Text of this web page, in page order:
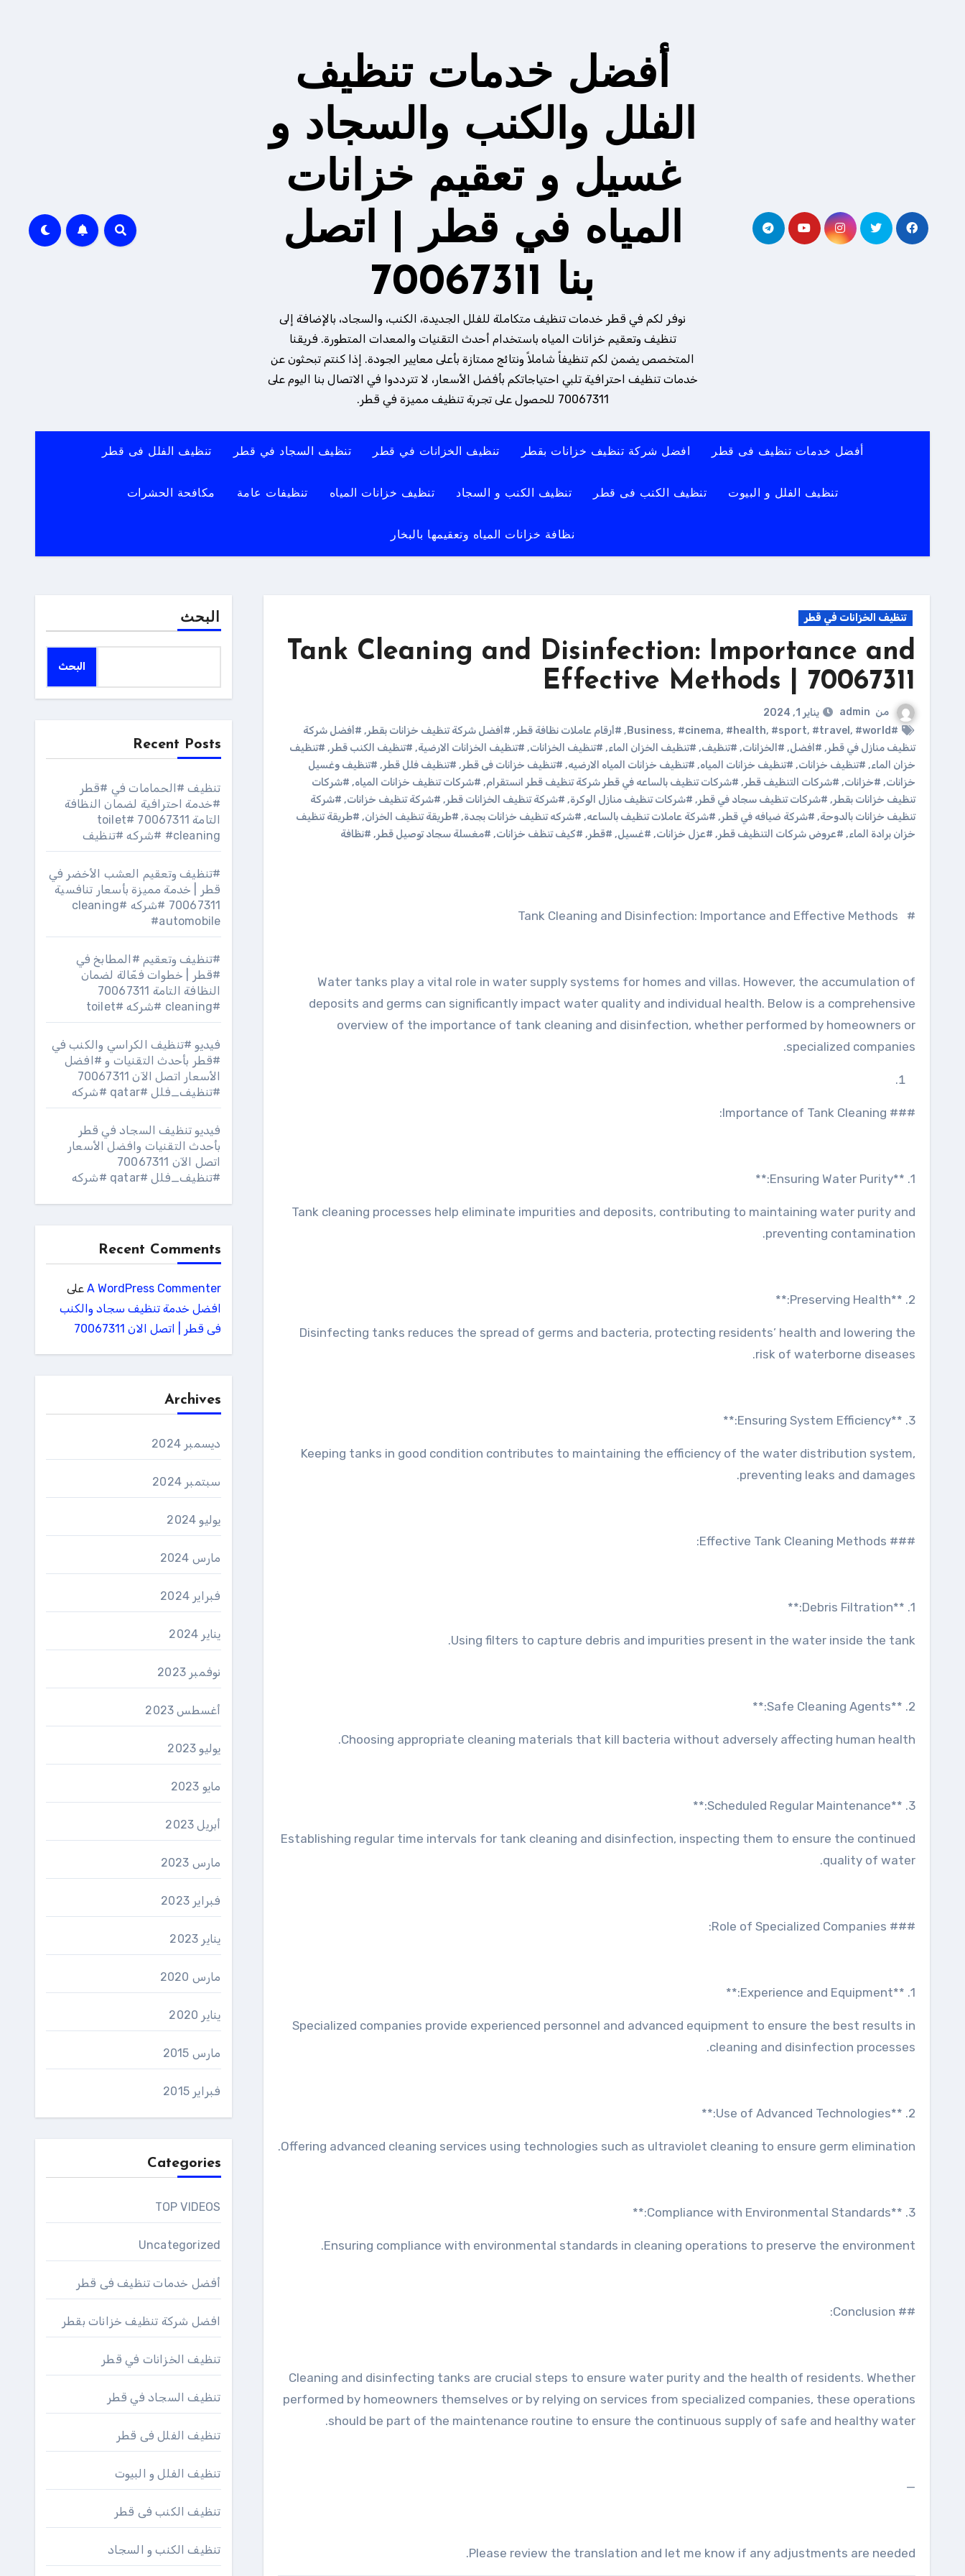
أفضل خدمات تنظيف
الفلل والكنب والسجاد و
غسيل و تعقيم خزانات
المياه في قطر | اتصل
بنا 70067311
نوفر لكم في قطر خدمات تنظيف متكاملة للفلل الجديدة، الكنب، والسجاد، بالإضافة إلى
تنظيف وتعقيم خزانات المياه باستخدام أحدث التقنيات والمعدات المتطورة. فريقنا
المتخصص يضمن لكم تنظيفاً شاملاً ونتائج ممتازة بأعلى معايير الجودة. إذا كنتم تبحثون عن
خدمات تنظيف احترافية تلبي احتياجاتكم بأفضل الأسعار، لا تترددوا في الاتصال بنا اليوم على
70067311 للحصول على تجربة تنظيف مميزة في قطر.
أفضل خدمات تنظيف فى قطر افضل شركة تنظيف خزانات بقطر تنظيف الخزانات في قطر تنظيف السجاد في قطر تنظيف الفلل فى قطر
تنظيف الفلل و البيوت تنظيف الكنب فى قطر تنظيف الكنب و السجاد تنظيف خزانات المياه تنظيفات عامة مكافحة الحشرات
نظافة خزانات المياه وتعقيمها بالبخار
تنظيف الخزانات في قطر
Tank Cleaning and Disinfection: Importance and
Effective Methods | 70067311
من admin
يناير 1, 2024
#Business
, #cinema, #health, #sport, #travel , #world
, #أرقام عاملات نظافة قطر, #أفضل شركة تنظيف خزانات بقطر, #أفضل شركة
تنظيف منازل في قطر, #افضل, #الخزانات, #تنظيف, #تنظيف الخزان الماء, #تنظيف الخزانات, #تنظيف الخزانات الارضية, #تنظيف الكنب قطر, #تنظيف
خزان الماء, #تنظيف خزانات, #تنظيف خزانات المياه, #تنظيف خزانات المياه الارضيه, #تنظيف خزانات فى قطر, #تنظيف فلل قطر, #تنظيف وغسيل
خزانات, #خزانات, #شركات التنظيف قطر, #شركات تنظيف بالساعه في قطر شركة تنظيف قطر انستقرام, #شركات تنظيف خزانات المياه, #شركات
تنظيف خزانات بقطر, #شركات تنظيف سجاد في قطر, #شركات تنظيف منازل الوكرة, #شركة تنظيف الخزانات قطر, #شركة تنظيف خزانات, #شركة
تنظيف خزانات بالدوحة, #شركة ضيافه في قطر, #شركة عاملات تنظيف بالساعه, #شركه تنظيف خزانات بجدة, #طريقة تنظيف الخزان, #طريقة تنظيف
خزان برادة الماء, #عروض شركات التنظيف قطر, #عزل خزانات, #غسيل, #قطر, #كيف تنظف خزانات, #مغسلة سجاد توصيل قطر, #نظافة
# Tank Cleaning and Disinfection: Importance and Effective Methods
Water tanks play a vital role in water supply systems for homes and villas. However, the accumulation of
deposits and germs can significantly impact water quality and individual health. Below is a comprehensive
overview of the importance of tank cleaning and disinfection, whether performed by homeowners or
specialized companies.
### Importance of Tank Cleaning:
1. **Ensuring Water Purity:**
Tank cleaning processes help eliminate impurities and deposits, contributing to maintaining water purity and
preventing contamination.
2. **Preserving Health:**
Disinfecting tanks reduces the spread of germs and bacteria, protecting residents’ health and lowering the
risk of waterborne diseases.
3. **Ensuring System Efficiency:**
Keeping tanks in good condition contributes to maintaining the efficiency of the water distribution system,
preventing leaks and damages.
### Effective Tank Cleaning Methods:
1. **Debris Filtration:**
Using filters to capture debris and impurities present in the water inside the tank.
2. **Safe Cleaning Agents:**
Choosing appropriate cleaning materials that kill bacteria without adversely affecting human health.
3. **Scheduled Regular Maintenance:**
Establishing regular time intervals for tank cleaning and disinfection, inspecting them to ensure the continued
quality of water.
### Role of Specialized Companies:
1. **Experience and Equipment:**
Specialized companies provide experienced personnel and advanced equipment to ensure the best results in
cleaning and disinfection processes.
2. **Use of Advanced Technologies:**
Offering advanced cleaning services using technologies such as ultraviolet cleaning to ensure germ elimination.
3. **Compliance with Environmental Standards:**
Ensuring compliance with environmental standards in cleaning operations to preserve the environment.
## Conclusion:
Cleaning and disinfecting tanks are crucial steps to ensure water purity and the health of residents. Whether
performed by homeowners themselves or by relying on services from specialized companies, these operations
should be part of the maintenance routine to ensure the continuous supply of safe and healthy water.
—
Please review the translation and let me know if any adjustments are needed.
البحث
البحث
Recent Posts
تنظيف #الحمامات في #قطر
#خدمة احترافية لضمان النظافة
التامة 70067311 #toilet
#cleaning #شركه #تنظيف
#تنظيف وتعقيم العشب الأخضر في
قطر | خدمة مميزة بأسعار تنافسية
70067311 #شركه #cleaning
#automobile
#تنظيف وتعقيم #المطابخ في
#قطر | خطوات فعّالة لضمان
النظافة التامة 70067311
#cleaning #شركه #toilet
فيديو #تنظيف الكراسي والكنب في
#قطر بأحدث التقنيات و #افضل
الأسعار اتصل الآن 70067311
#تنظيف_فلل #qatar #شركه
فيديو تنظيف السجاد في قطر
بأحدث التقنيات وافضل الأسعار
اتصل الآن 70067311
#تنظيف_فلل #qatar #شركه
Recent Comments
A WordPress Commenter على
افضل خدمة تنظيف سجاد والكنب
فى قطر | اتصل الان 70067311
Archives
ديسمبر 2024
سبتمبر 2024
يوليو 2024
مارس 2024
فبراير 2024
يناير 2024
نوفمبر 2023
أغسطس 2023
يوليو 2023
مايو 2023
أبريل 2023
مارس 2023
فبراير 2023
يناير 2023
مارس 2020
يناير 2020
مارس 2015
فبراير 2015
Categories
TOP VIDEOS
Uncategorized
أفضل خدمات تنظيف فى قطر
افضل شركة تنظيف خزانات بقطر
تنظيف الخزانات في قطر
تنظيف السجاد في قطر
تنظيف الفلل فى قطر
تنظيف الفلل و البيوت
تنظيف الكنب فى قطر
تنظيف الكنب و السجاد